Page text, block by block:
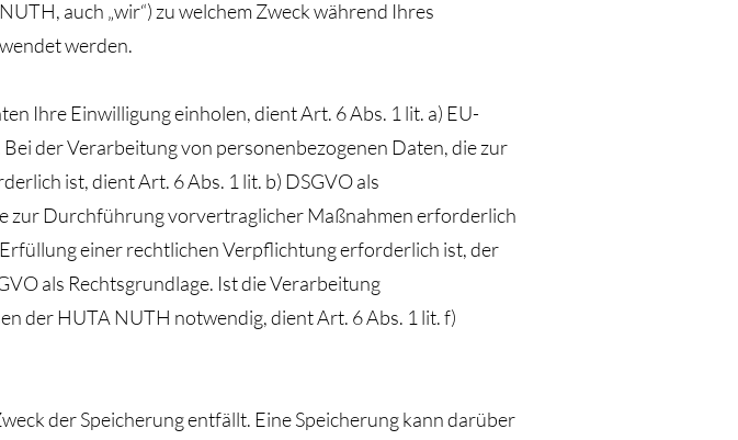
auch „wir“) zu welchem Zweck während Ihres
werden.
Ihre Einwilligung einholen, dient Art. 6 Abs. 1 lit. a) EU-
der Verarbeitung von personenbezogenen Daten, die zur
ist, dient Art. 6 Abs. 1 lit. b) DSGVO als
zur Durchführung vorvertraglicher Maßnahmen erforderlich
einer rechtlichen Verpflichtung erforderlich ist, der
als Rechtsgrundlage. Ist die Verarbeitung
der HUTA NUTH notwendig, dient Art. 6 Abs. 1 lit. f)
der Speicherung entfällt. Eine Speicherung kann darüber